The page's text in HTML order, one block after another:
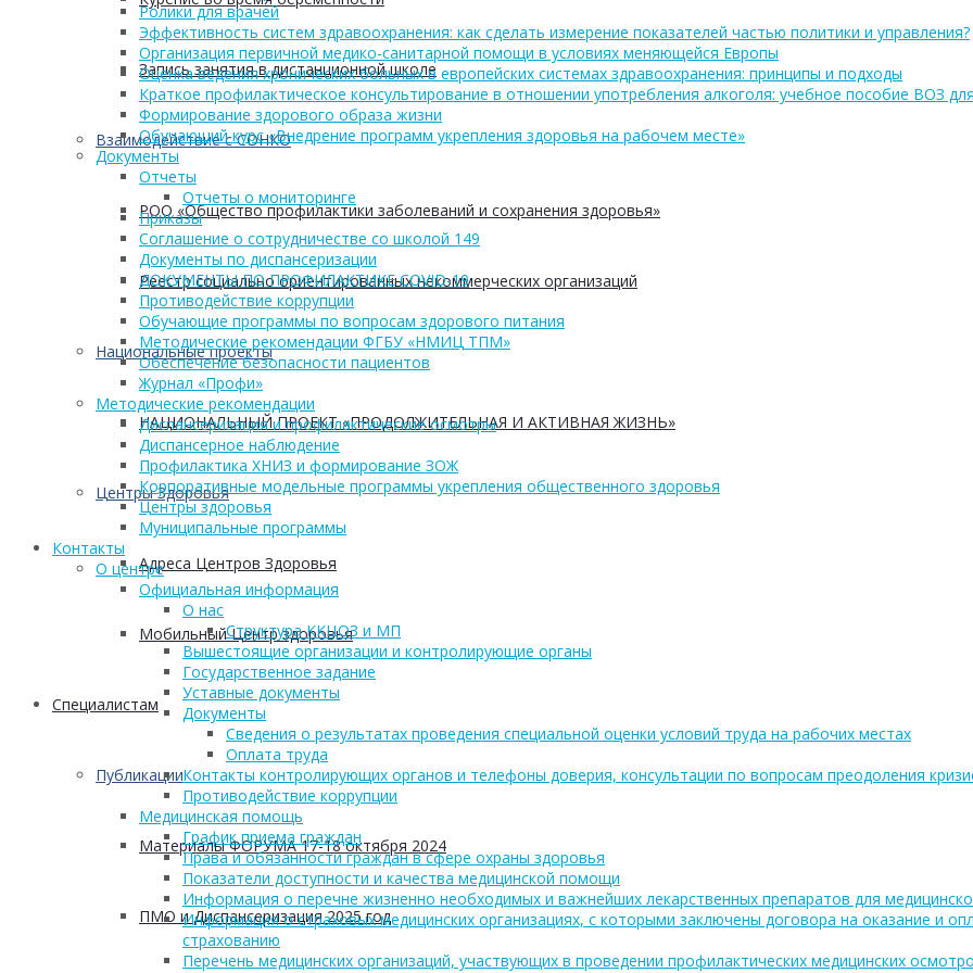
Запись занятия в дистанционной школе
Взаимодействие с СОНКО
РОО «Общество профилактики заболеваний и сохранения здоровья»
Реестр социально ориентированных некоммерческих организаций
Национальные проекты
НАЦИОНАЛЬНЫЙ ПРОЕКТ «ПРОДОЛЖИТЕЛЬНАЯ И АКТИВНАЯ ЖИЗНЬ»
Центры Здоровья
Адреса Центров Здоровья
Мобильный Центр здоровья
Cпециалистам
Публикации
Материалы ФОРУМА 17-18 октября 2024
ПМО и Диспансеризация 2025 год
Ролики для врачей
Эффективность систем здравоохранения: как сделать измерение показателей частью политики и управления?
Организация первичной медико-санитарной помощи в условиях меняющейся Европы
Оценка ведения хронических больных в европейских системах здравоохранения: принципы и подходы
Краткое профилактическое консультирование в отношении употребления алкоголя: учебное пособие ВОЗ
Формирование здорового образа жизни
Обучающий курс «Внедрение программ укрепления здоровья на рабочем месте»
Документы
Отчеты
Отчеты о мониторинге
Приказы
Соглашение о сотрудничестве со школой 149
Документы по диспансеризации
ДОКУМЕНТЫ ПО ПРОФИЛАКТИКЕ COVID-19
Противодействие коррупции
Обучающие программы по вопросам здорового питания
Методические рекомендации ФГБУ «НМИЦ ТПМ»
Обеспечение безопасности пациентов
Журнал «Профи»
Методические рекомендации
Диспансеризация и профилактические осмотры
Диспансерное наблюдение
Профилактика ХНИЗ и формирование ЗОЖ
Корпоративные модельные программы укрепления общественного здоровья
Центры здоровья
Муниципальные программы
Контакты
О центре
Официальная информация
О нас
Структура ККЦОЗ и МП
Вышестоящие организации и контролирующие органы
Государственное задание
Уставные документы
Документы
Сведения о результатах проведения специальной оценки условий труда на рабочих местах
Оплата труда
Контакты контролирующих органов и телефоны доверия, консультации по вопросам преодоления
Противодействие коррупции
Медицинская помощь
График приема граждан
Права и обязанности граждан в сфере охраны здоровья
Показатели доступности и качества медицинской помощи
Информация о перечне жизненно необходимых и важнейших лекарственных препаратов для
Информация о страховых медицинских организациях, с которыми заключены договора на оказание и
страхованию
Перечень медицинских организаций, участвующих в проведении профилактических медицинских